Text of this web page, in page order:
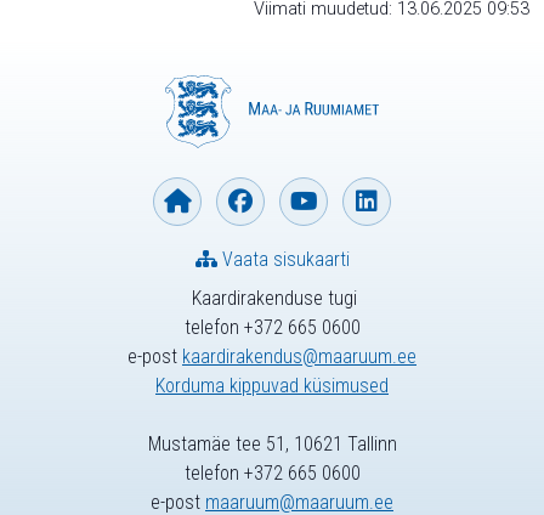
Viimati muudetud: 13.06.2025 09:53
Kaardirakenduse tugi
telefon +372 665 0600
e-post kaardirakendus@maaruum.ee
Korduma kippuvad küsimused
Vaata sisukaarti
Mustamäe tee 51, 10621 Tallinn
telefon +372 665 0600
e-post maaruum@maaruum.ee